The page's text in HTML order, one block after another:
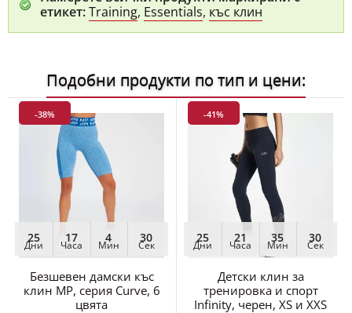
етикет:Training, Essentials, къс клин
Подобни продукти по тип и цени:
-38%
25
Дни
17
Часа
4
Мин
29
Сек
Безшевен дамски къс
клин MP, серия Curve, 6
цвята
-41%
25
Дни
21
Часа
35
Мин
29
Сек
Детски клин за
тренировка и спорт
Infinity, черен, XS и XXS